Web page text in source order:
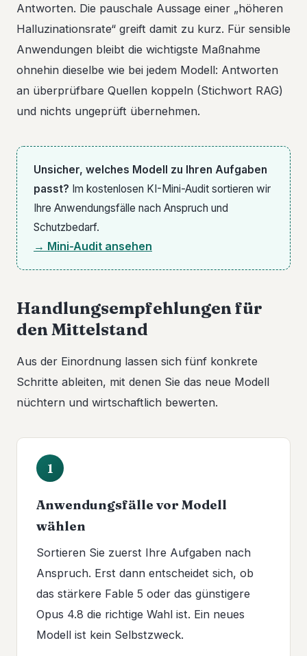
Antworten. Die pauschale Aussage einer „höheren
Halluzinationsrate“ greift damit zu kurz. Für sensible
Anwendungen bleibt die wichtigste Maßnahme
ohnehin dieselbe wie bei jedem Modell: Antworten
an überprüfbare Quellen koppeln (Stichwort RAG)
und nichts ungeprüft übernehmen.
Unsicher, welches Modell zu Ihren Aufgaben
passt? Im kostenlosen KI-Mini-Audit sortieren wir
Ihre Anwendungsfälle nach Anspruch und
Schutzbedarf.
→ Mini-Audit ansehen
Handlungsempfehlungen für
den Mittelstand
Aus der Einordnung lassen sich fünf konkrete
Schritte ableiten, mit denen Sie das neue Modell
nüchtern und wirtschaftlich bewerten.
1
Anwendungsfälle vor Modell
wählen
Sortieren Sie zuerst Ihre Aufgaben nach
Anspruch. Erst dann entscheidet sich, ob
das stärkere Fable 5 oder das günstigere
Opus 4.8 die richtige Wahl ist. Ein neues
Modell ist kein Selbstzweck.